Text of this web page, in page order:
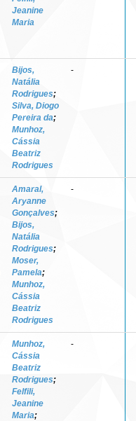
Jeanine
Maria
Bijos,
Natália
Rodrigues;
Silva, Diogo
Pereira da;
Munhoz,
Cássia
Beatriz
Rodrigues
-
Amaral,
Aryanne
Gonçalves;
Bijos,
Natália
Rodrigues;
Moser,
Pamela;
Munhoz,
Cássia
Beatriz
Rodrigues
-
Munhoz,
Cássia
Beatriz
Rodrigues;
Felfili,
Jeanine
Maria;
-